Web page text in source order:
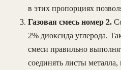
в этих пропорциях
Газовая смесь номер 2.
2% диоксида углерода.
смеси правильно
соединять листы